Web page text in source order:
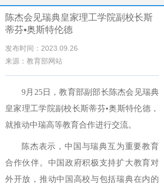
陈杰会见瑞典皇家理工学院副校长斯
蒂芬•奥斯特伦德
发布时间：2023.09.26
来源：教育部网站
9月25日，教育部副部长陈杰会见瑞典
皇家理工学院副校长斯蒂芬•奥斯特伦德，
就推动中瑞高等教育合作进行交流。
陈杰表示，中国与瑞典互为重要教育
合作伙伴。中国政府积极支持扩大教育对
外开放，推动中国高校与包括瑞典在内的